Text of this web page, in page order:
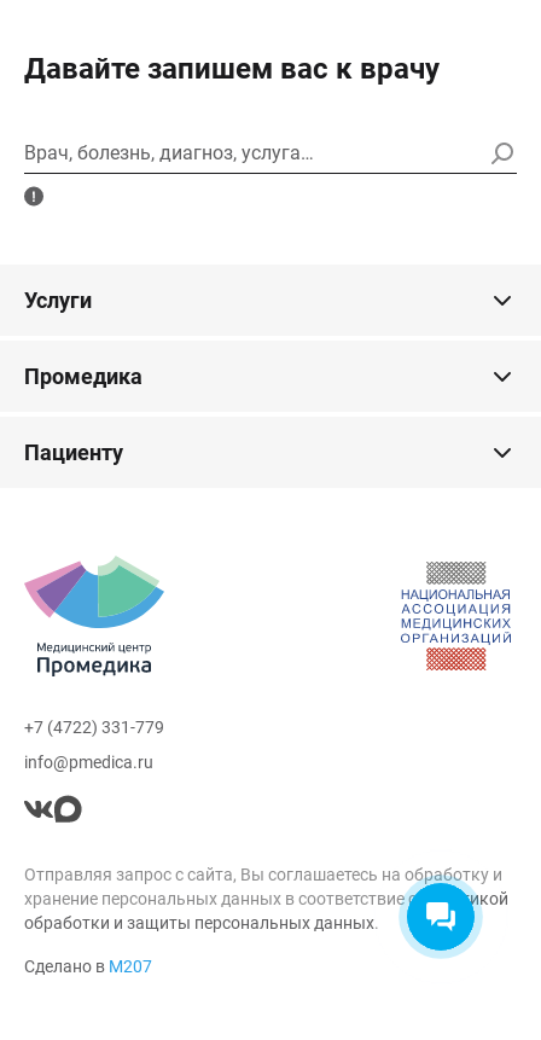
Давайте запишем вас к врачу
Врач, болезнь, диагноз, услуга…
Услуги
Промедика
Пациенту
+7 (4722) 331-779
info@pmedica.ru
Отправляя запрос с сайта, Вы соглашаетесь на обработку и
хранение персональных данных в соответствие с Политикой
обработки и защиты персональных данных.
Сделано в М207